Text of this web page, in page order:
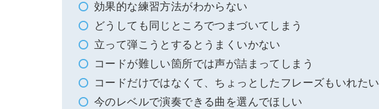
効果的な練習方法がわからない
どうしても同じところでつまづいてしまう
立って弾こうとするとうまくいかない
コードが難しい箇所では声が詰まってしまう
コードだけではなくて、ちょっとしたフレーズもいれたい
今のレベルで演奏できる曲を選んでほしい